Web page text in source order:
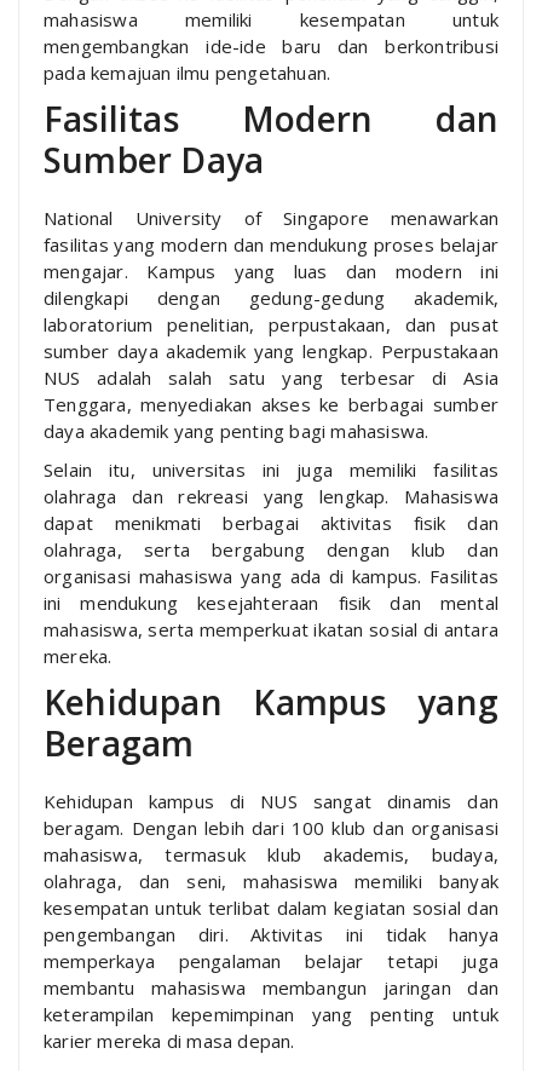
mahasiswa memiliki kesempatan untuk
mengembangkan ide-ide baru dan berkontribusi
pada kemajuan ilmu pengetahuan.
Fasilitas Modern dan
Sumber Daya
National University of Singapore menawarkan
fasilitas yang modern dan mendukung proses belajar
mengajar. Kampus yang luas dan modern ini
dilengkapi dengan gedung-gedung akademik,
laboratorium penelitian, perpustakaan, dan pusat
sumber daya akademik yang lengkap. Perpustakaan
NUS adalah salah satu yang terbesar di Asia
Tenggara, menyediakan akses ke berbagai sumber
daya akademik yang penting bagi mahasiswa.
Selain itu, universitas ini juga memiliki fasilitas
olahraga dan rekreasi yang lengkap. Mahasiswa
dapat menikmati berbagai aktivitas fisik dan
olahraga, serta bergabung dengan klub dan
organisasi mahasiswa yang ada di kampus. Fasilitas
ini mendukung kesejahteraan fisik dan mental
mahasiswa, serta memperkuat ikatan sosial di antara
mereka.
Kehidupan Kampus yang
Beragam
Kehidupan kampus di NUS sangat dinamis dan
beragam. Dengan lebih dari 100 klub dan organisasi
mahasiswa, termasuk klub akademis, budaya,
olahraga, dan seni, mahasiswa memiliki banyak
kesempatan untuk terlibat dalam kegiatan sosial dan
pengembangan diri. Aktivitas ini tidak hanya
memperkaya pengalaman belajar tetapi juga
membantu mahasiswa membangun jaringan dan
keterampilan kepemimpinan yang penting untuk
karier mereka di masa depan.